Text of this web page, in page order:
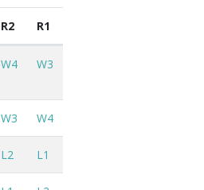
R2 R1
W4 W3
W3 W4
L2 L1